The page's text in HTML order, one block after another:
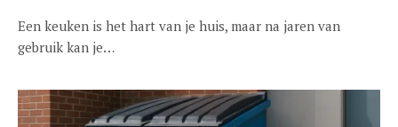
Een keuken is het hart van je huis, maar na jaren van
gebruik kan je…